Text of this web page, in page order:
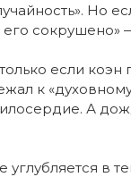
Но
его
ес­ли
к
А
в